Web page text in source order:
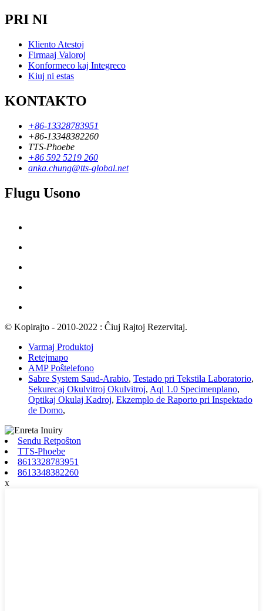
PRI NI
Kliento Atestoj
Firmaaj Valoroj
Konformeco kaj Integreco
Kiuj ni estas
KONTAKTO
+86-13328783951
+86-13348382260
TTS-Phoebe
+86 592 5219 260
anka.chung@tts-global.net
Flugu Usono
© Kopirajto - 2010-2022 : Ĉiuj Rajtoj Rezervitaj.
Varmaj Produktoj
Retejmapo
AMP Poŝtelefono
Sabre System Saud-Arabio, Testado pri Tekstila Laboratorio,
Sekurecaj Okulvitroj Okulvitroj, Aql 1.0 Specimenplano,
Optikaj Okulaj Kadroj, Ekzemplo de Raporto pri Inspektado
de Domo,
Sendu Retpoŝton
TTS-Phoebe
8613328783951
8613348382260
x